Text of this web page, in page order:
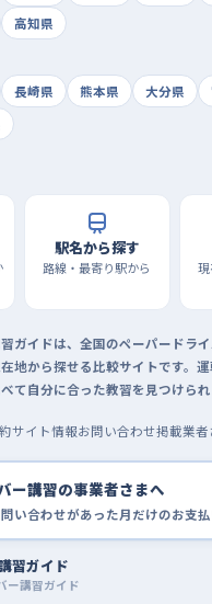
高知県
長崎県 熊本県 大分県
駅名から探す
路線・最寄り駅から
ガイドは、全国のペーパードラ
地から探せる比較サイトです。
て自分に合った教習を見つけられ
サイト情報お問い合わせ掲載業者
ー講習の事業者さまへ
い合わせがあった月だけのお支
習ガイド
ー講習ガイド